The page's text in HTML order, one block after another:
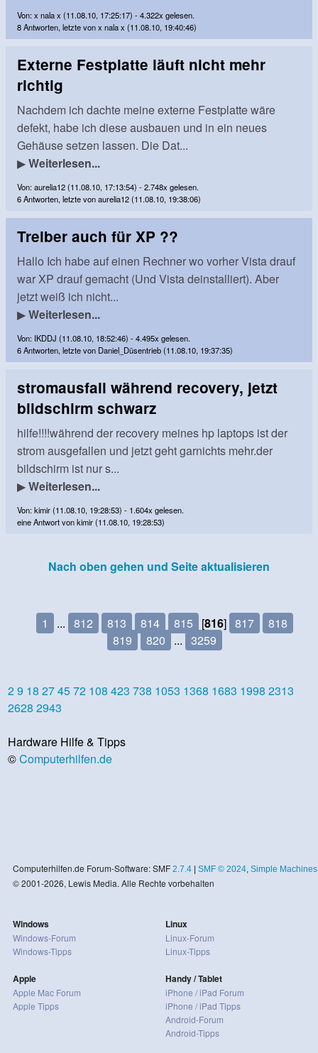
Von: x nala x (11.08.10, 17:25:17) - 4.322x gelesen.
8 Antworten, letzte von x nala x (11.08.10, 19:40:46)
Externe Festplatte läuft nicht mehr
richtig
Nachdem ich dachte meine externe Festplatte wäre
defekt, habe ich diese ausbauen und in ein neues
Gehäuse setzen lassen. Die Dat...
▶Weiterlesen...
Von: aurelia12 (11.08.10, 17:13:54) - 2.748x gelesen.
6 Antworten, letzte von aurelia12 (11.08.10, 19:38:06)
Treiber auch für XP ??
Hallo Ich habe auf einen Rechner wo vorher Vista drauf
war XP drauf gemacht (Und Vista deinstalliert). Aber
jetzt weiß ich nicht...
▶Weiterlesen...
Von: IKDDJ (11.08.10, 18:52:46) - 4.495x gelesen.
6 Antworten, letzte von Daniel_Düsentrieb (11.08.10, 19:37:35)
stromausfall während recovery, jetzt
bildschirm schwarz
hilfe!!!!während der recovery meines hp laptops ist der
strom ausgefallen und jetzt geht garnichts mehr.der
bildschirm ist nur s...
▶Weiterlesen...
Von: kimir (11.08.10, 19:28:53) - 1.604x gelesen.
eine Antwort von kimir (11.08.10, 19:28:53)
Nach oben gehen und Seite aktualisieren
1 ... 812 813 814 815 [816] 817
818
819
820 ... 3259
29 18 274572 108 423 738 1053 1368 1683 1998 2313
2628 2943
Hardware Hilfe & Tipps
©Computerhilfen.de
Computerhilfen.de Forum-Software: SMF 2.7.4| SMF © 2024, Simple Machines
© 2001-2026, Lewis Media. Alle Rechte vorbehalten
Windows
Windows-Forum
Windows-Tipps
Apple
Apple Mac Forum
Apple Tipps
Linux
Linux-Forum
Linux-Tipps
Handy / Tablet
iPhone / iPad Forum
iPhone / iPad Tipps
Android-Forum
Android-Tipps